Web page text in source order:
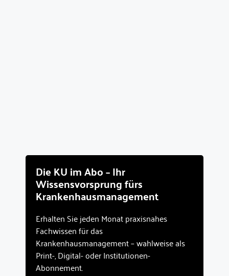
Die KU im Abo – Ihr
Wissensvorsprung fürs
Krankenhausmanagement
Erhalten Sie jeden Monat praxisnahes
Fachwissen für das
Krankenhausmanagement – wahlweise als
Print-, Digital- oder Institutionen-
Abonnement.